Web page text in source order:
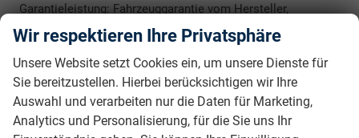
Garantieleistung: Fahrzeuggarantie vom Hersteller,
Nichtraucher-Fahrzeug, Fahrzeugnr.: 39386
Rückrufbitte absenden
PDF-Datei, Fahrzeugexposé drucken
Drucken, parken oder vergleichen
Seat Arona *NEUES MODELL* FR
Wir respektieren Ihre Privatsphäre
Unsere Website setzt Cookies ein, um unsere Dienste für
Sie bereitzustellen. Hierbei berücksichtigen wir Ihre
Auswahl und verarbeiten nur die Daten für Marketing,
Analytics und Personalisierung, für die Sie uns Ihr